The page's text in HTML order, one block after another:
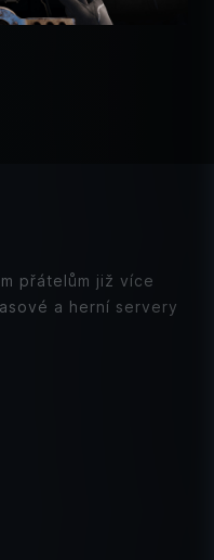
přátelům již více
a herní servery